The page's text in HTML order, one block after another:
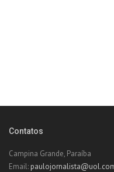
Contatos
Campina Grande, Paraíba
Email: